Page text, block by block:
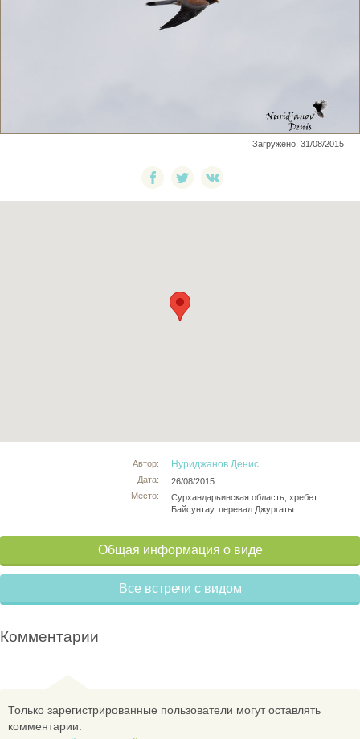
Загружено: 31/08/2015
Автор:
Дата:
Место:
Нуриджанов Денис
26/08/2015
Сурхандарьинская область, хребет
Байсунтау, перевал Джургаты
Общая информация о виде
Все встречи с видом
Комментарии
Только зарегистрированные пользователи могут оставлять
комментарии.